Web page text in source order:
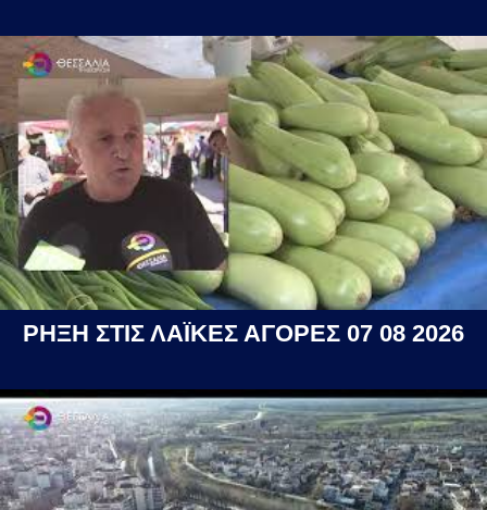
ΡΗΞΗ ΣΤΙΣ ΛΑΪΚΕΣ ΑΓΟΡΕΣ 07 08 2026